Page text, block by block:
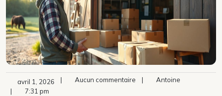
avril 1, 2026 | Aucun commentaire |
Antoine
|
7:31 pm